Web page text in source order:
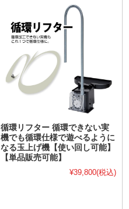
循環リフター 循環できない実
機でも循環仕様で遊べるように
なる玉上げ機【使い回し可能】
【単品販売可能】
¥39,800(税込)